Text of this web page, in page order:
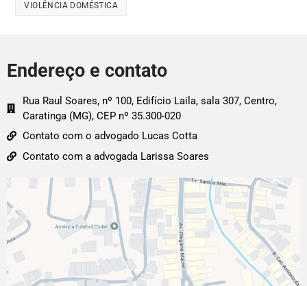
VIOLÊNCIA DOMÉSTICA
Endereço e contato
Rua Raul Soares, nº 100, Edifício Laila, sala 307, Centro,
Caratinga (MG), CEP nº 35.300-020
Contato com o advogado Lucas Cotta
Contato com a advogada Larissa Soares